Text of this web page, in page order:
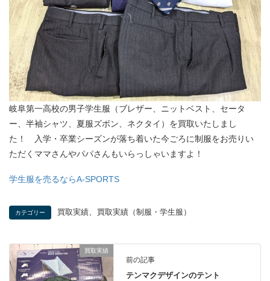
岐阜第一高校の男子学生服（ブレザー、ニットベスト、セータ
ー、半袖シャツ、夏服ズボン、ネクタイ）を買取いたしまし
た！ 入学・卒業シーズンが落ち着いた今ごろに制服をお売りい
ただくママさんやパパさんもいらっしゃいますよ！
学生服を売るならA-SPORTS
カテゴリー 買取実績 買取実績（制服・学生服）
買取実績
前の記事
テンマクデザインのテント